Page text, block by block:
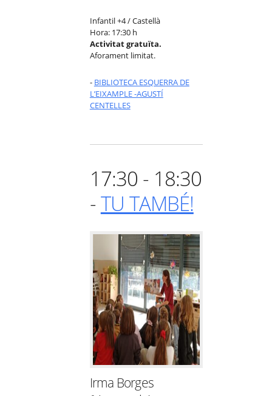
Infantil +4 / Castellà
Hora: 17:30 h
Activitat gratuïta.
Aforament limitat.
- BIBLIOTECA ESQUERRA DE
L’EIXAMPLE -AGUSTÍ
CENTELLES
17:30 - 18:30
-TU TAMBÉ!
Irma Borges